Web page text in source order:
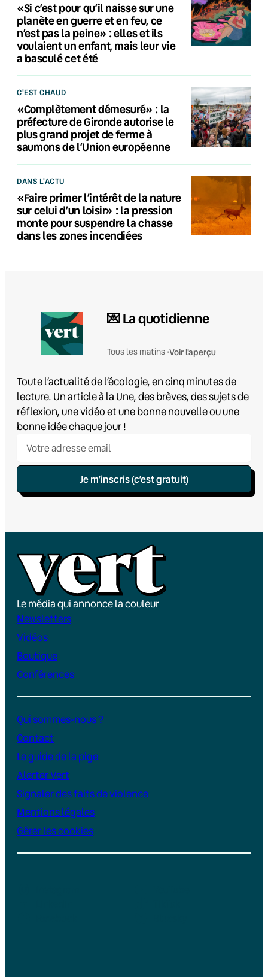
«Si c’est pour qu’il naisse sur une
planète en guerre et en feu, ce
n’est pas la peine» : elles et ils
voulaient un enfant, mais leur vie
a basculé cet été
C'EST CHAUD
«Complètement démesuré» : la
préfecture de Gironde autorise le
plus grand projet de ferme à
saumons de l’Union européenne
DANS L'ACTU
«Faire primer l’intérêt de la nature
sur celui d’un loisir» : la pression
monte pour suspendre la chasse
dans les zones incendiées
💌 La quotidienne
Tous les matins •Voir l'aperçu
Toute l’actualité de l’écologie, en cinq minutes de
lecture. Un article à la Une, des brèves, des sujets de
réflexion, une vidéo et une bonne nouvelle ou une
bonne idée chaque jour !
Je m’inscris (c’est gratuit)
Le média qui annonce la couleur
Newsletters
Vidéos
Boutique
Conférences
Qui sommes-nous ?
Contact
Le guide de la pige
Alerter Vert
Signaler des faits de violence
Mentions légales
Gérer les cookies